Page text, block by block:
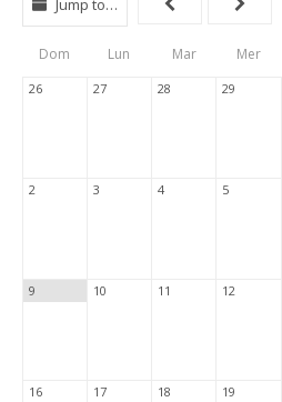
Type
Tabs
Jump to…
Dom Lun Mar Mer
26 27 28 29
2 3 4 5
9 10 11 12
16 17 18 19